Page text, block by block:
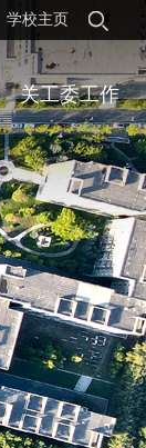
学校主页
关工委工作